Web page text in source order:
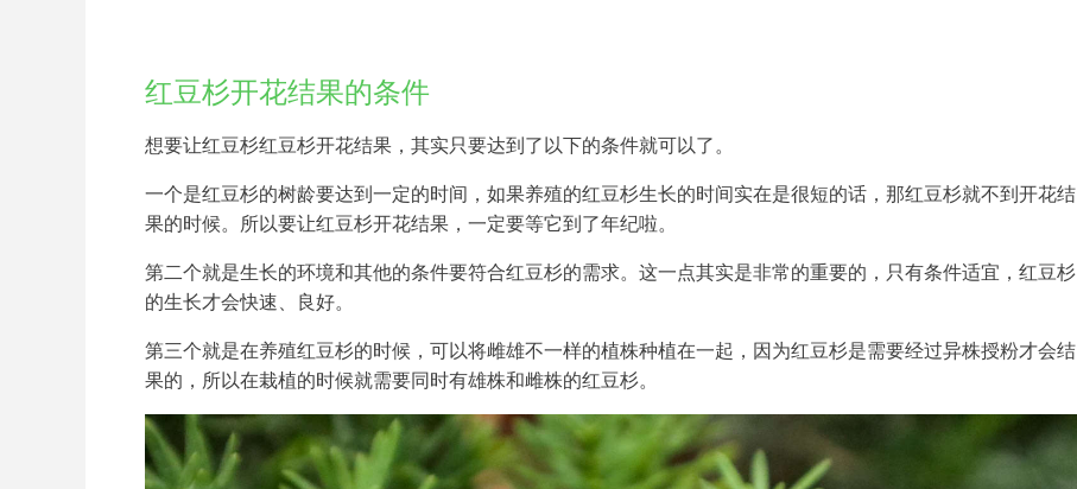
红豆杉开花结果的条件
想要让红豆杉红豆杉开花结果，其实只要达到了以下的条件就可以了。
一个是红豆杉的树龄要达到一定的时间，如果养殖的红豆杉生长的时间实在是很短的话，那红豆杉就不到开花结
果的时候。所以要让红豆杉开花结果，一定要等它到了年纪啦。
第二个就是生长的环境和其他的条件要符合红豆杉的需求。这一点其实是非常的重要的，只有条件适宜，红豆杉
的生长才会快速、良好。
第三个就是在养殖红豆杉的时候，可以将雌雄不一样的植株种植在一起，因为红豆杉是需要经过异株授粉才会结
果的，所以在栽植的时候就需要同时有雄株和雌株的红豆杉。